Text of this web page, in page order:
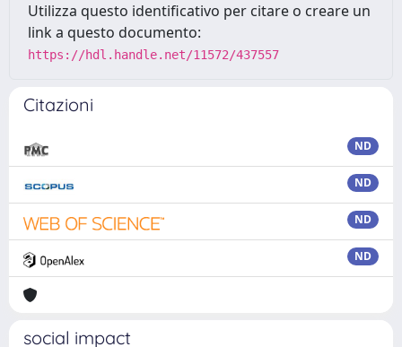
Utilizza questo identificativo per citare o creare un
link a questo documento:
https://hdl.handle.net/11572/437557
Citazioni
ND
ND
ND
ND
social impact